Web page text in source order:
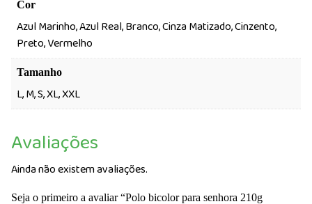
Cor
Azul Marinho, Azul Real, Branco, Cinza Matizado, Cinzento,
Preto, Vermelho
Tamanho
L, M, S, XL, XXL
Avaliações
Ainda não existem avaliações.
Seja o primeiro a avaliar “Polo bicolor para senhora 210g